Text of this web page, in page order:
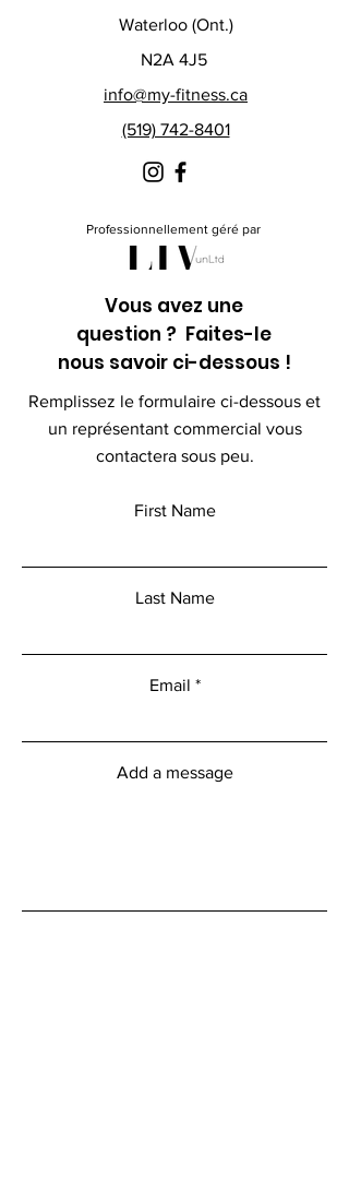
Waterloo (Ont.)
N2A 4J5
info@my-fitness.ca
(519) 742-8401
Professionnellement géré par
Vous avez une
question ? Faites-le
nous savoir ci-dessous !
Remplissez le formulaire ci-dessous et
un représentant commercial vous
contactera sous peu.
First Name
Last Name
Email
Add a message